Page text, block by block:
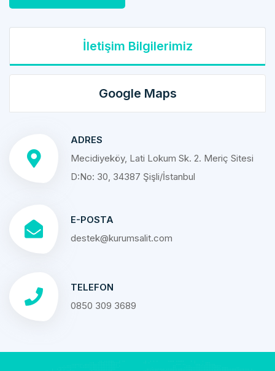
İletişim Bilgilerimiz
Google Maps
ADRES
Mecidiyeköy, Lati Lokum Sk. 2. Meriç Sitesi
D:No: 30, 34387 Şişli/İstanbul
E-POSTA
destek@kurumsalit.com
TELEFON
0850 309 3689